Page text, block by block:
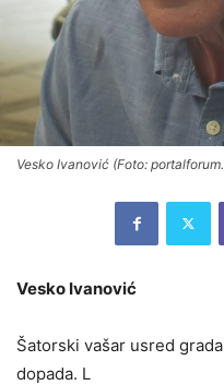
Vesko Ivanović (Foto:
Vesko Ivanović
Šatorski vašar usred
dopada. L